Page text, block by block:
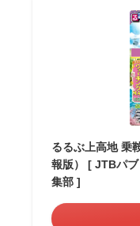
るるぶ上高地 乗
報版） [ JTBパ
集部 ]